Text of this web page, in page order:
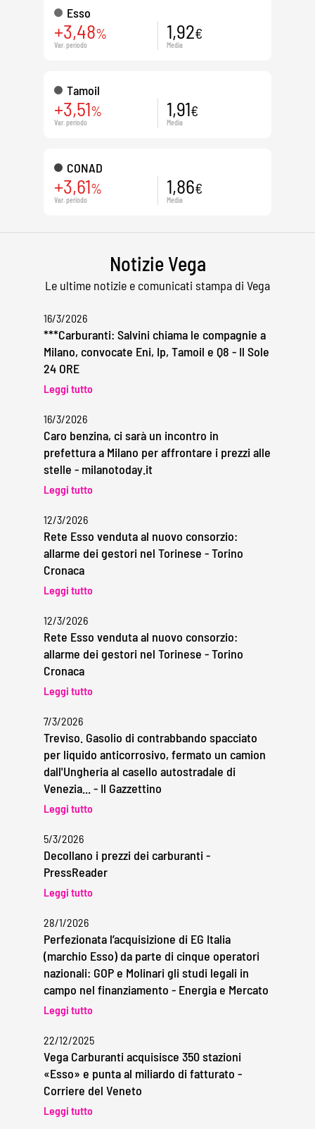
Esso
+3,48%
Var. periodo
1,92€
Media
Tamoil
+3,51%
Var. periodo
1,91€
Media
CONAD
+3,61%
Var. periodo
1,86€
Media
Notizie Vega
Le ultime notizie e comunicati stampa di Vega
16/3/2026
***Carburanti: Salvini chiama le compagnie a
Milano, convocate Eni, Ip, Tamoil e Q8 - Il Sole
24 ORE
Leggi tutto
16/3/2026
Caro benzina, ci sarà un incontro in
prefettura a Milano per affrontare i prezzi alle
stelle - milanotoday.it
Leggi tutto
12/3/2026
Rete Esso venduta al nuovo consorzio:
allarme dei gestori nel Torinese - Torino
Cronaca
Leggi tutto
12/3/2026
Rete Esso venduta al nuovo consorzio:
allarme dei gestori nel Torinese - Torino
Cronaca
Leggi tutto
7/3/2026
Treviso. Gasolio di contrabbando spacciato
per liquido anticorrosivo, fermato un camion
dall'Ungheria al casello autostradale di
Venezia... - Il Gazzettino
Leggi tutto
5/3/2026
Decollano i prezzi dei carburanti -
PressReader
Leggi tutto
28/1/2026
Perfezionata l’acquisizione di EG Italia
(marchio Esso) da parte di cinque operatori
nazionali: GOP e Molinari gli studi legali in
campo nel finanziamento - Energia e Mercato
Leggi tutto
22/12/2025
Vega Carburanti acquisisce 350 stazioni
«Esso» e punta al miliardo di fatturato -
Corriere del Veneto
Leggi tutto